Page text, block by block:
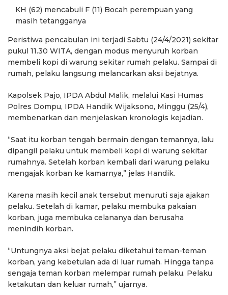
KH (62) mencabuli F (11) Bocah perempuan yang
masih tetangganya
Peristiwa pencabulan ini terjadi Sabtu (24/4/2021) sekitar
pukul 11.30 WITA, dengan modus menyuruh korban
membeli kopi di warung sekitar rumah pelaku. Sampai di
rumah, pelaku langsung melancarkan aksi bejatnya.
Kapolsek Pajo, IPDA Abdul Malik, melalui Kasi Humas
Polres Dompu, IPDA Handik Wijaksono, Minggu (25/4),
membenarkan dan menjelaskan kronologis kejadian.
“Saat itu korban tengah bermain dengan temannya, lalu
dipangil pelaku untuk membeli kopi di warung sekitar
rumahnya. Setelah korban kembali dari warung pelaku
mengajak korban ke kamarnya,” jelas Handik.
Karena masih kecil anak tersebut menuruti saja ajakan
pelaku. Setelah di kamar, pelaku membuka pakaian
korban, juga membuka celananya dan berusaha
menindih korban.
“Untungnya aksi bejat pelaku diketahui teman-teman
korban, yang kebetulan ada di luar rumah. Hingga tanpa
sengaja teman korban melempar rumah pelaku. Pelaku
ketakutan dan keluar rumah,” ujarnya.